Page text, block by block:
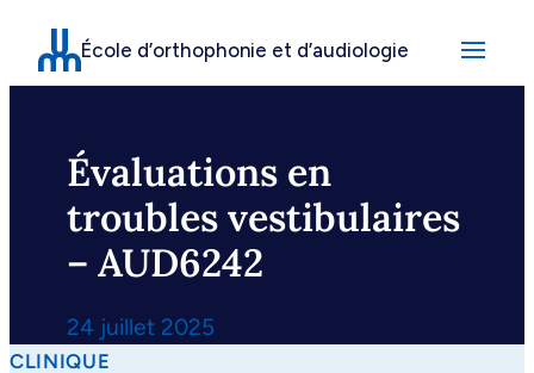
Aller
contenu
École d’orthophonie et d’audiologie
Évaluations en
troubles vestibulaires
– AUD6242
24 juillet 2025
CLINIQUE